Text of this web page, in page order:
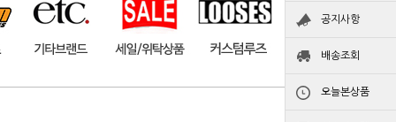
공지사항
배송조회
오늘본상품